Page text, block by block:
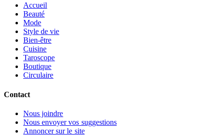
Accueil
Beauté
Mode
Style de vie
Bien-être
Cuisine
Taroscope
Boutique
Circulaire
Contact
Nous joindre
Nous envoyer vos suggestions
Annoncer sur le site